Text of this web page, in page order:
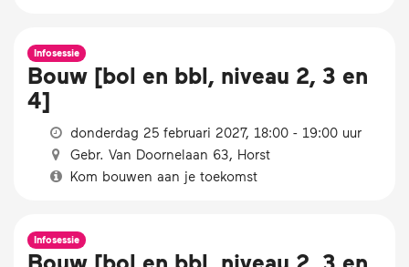
Infosessie
Bouw [bol en bbl, niveau 2, 3 en
4]
donderdag 25 februari 2027, 18:00 - 19:00 uur
Gebr. Van Doornelaan 63, Horst
Kom bouwen aan je toekomst
Infosessie